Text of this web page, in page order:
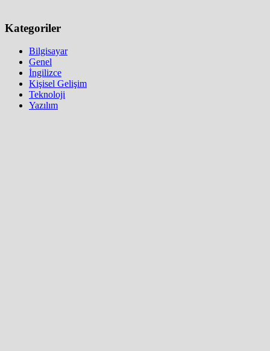
Kategoriler
Bilgisayar
Genel
İngilizce
Kişisel Gelişim
Teknoloji
Yazılım